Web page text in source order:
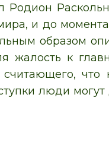
Родион
и до
образом
жалость к
что
люди могут